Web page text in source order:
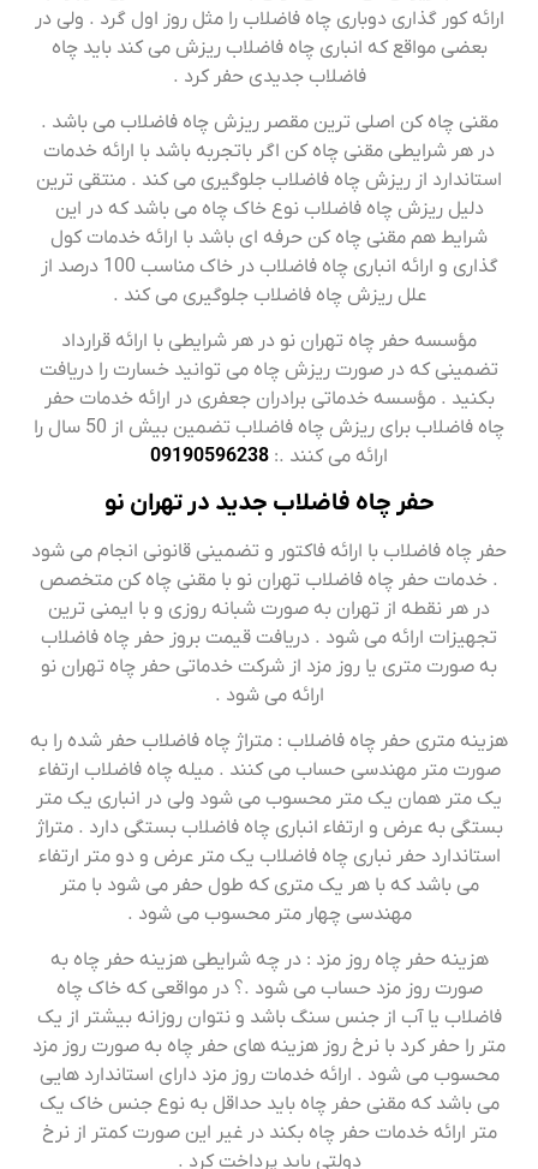
ارائه کور گذاری دوباری چاه فاضلاب را مثل روز اول گرد . ولی در
بعضی مواقع که انباری چاه فاضلاب ریزش می کند باید چاه
فاضلاب جدیدی حفر کرد .
مقنی چاه کن اصلی ترین مقصر ریزش چاه فاضلاب می باشد .
در هر شرایطی مقنی چاه کن اگر باتجربه باشد با ارائه خدمات
استاندارد از ریزش چاه فاضلاب جلوگیری می کند . منتقی ترین
دلیل ریزش چاه فاضلاب نوع خاک چاه می باشد که در این
شرایط هم مقنی چاه کن حرفه ای باشد با ارائه خدمات کول
گذاری و ارائه انباری چاه فاضلاب در خاک مناسب 100 درصد از
علل ریزش چاه فاضلاب جلوگیری می کند .
مؤسسه حفر چاه تهران نو در هر شرایطی با ارائه قرارداد
تضمینی که در صورت ریزش چاه می توانید خسارت را دریافت
بکنید . مؤسسه خدماتی برادران جعفری در ارائه خدمات حفر
چاه فاضلاب برای ریزش چاه فاضلاب تضمین بیش از 50 سال را
ارائه می کنند .: 09190596238
حفر چاه فاضلاب جدید در تهران نو
حفر چاه فاضلاب با ارائه فاکتور و تضمینی قانونی انجام می شود
. خدمات حفر چاه فاضلاب تهران نو با مقنی چاه کن متخصص
در هر نقطه از تهران به صورت شبانه روزی و با ایمنی ترین
تجهیزات ارائه می شود . دریافت قیمت بروز حفر چاه فاضلاب
به صورت متری یا روز مزد از شرکت خدماتی حفر چاه تهران نو
ارائه می شود .
هزینه متری حفر چاه فاضلاب : متراژ چاه فاضلاب حفر شده را به
صورت متر مهندسی حساب می کنند . میله چاه فاضلاب ارتفاء
یک متر همان یک متر محسوب می شود ولی در انباری یک متر
بستگی به عرض و ارتفاء انباری چاه فاضلاب بستگی دارد . متراژ
استاندارد حفر نباری چاه فاضلاب یک متر عرض و دو متر ارتفاء
می باشد که با هر یک متری که طول حفر می شود با متر
مهندسی چهار متر محسوب می شود .
هزینه حفر چاه روز مزد : در چه شرایطی هزینه حفر چاه به
صورت روز مزد حساب می شود .؟ در مواقعی که خاک چاه
فاضلاب یا آب از جنس سنگ باشد و نتوان روزانه بیشتر از یک
متر را حفر کرد با نرخ روز هزینه های حفر چاه به صورت روز مزد
محسوب می شود . ارائه خدمات روز مزد دارای استاندارد هایی
می باشد که مقنی حفر چاه باید حداقل به نوع جنس خاک یک
متر ارائه خدمات حفر چاه بکند در غیر این صورت کمتر از نرخ
دولتی باید پرداخت کرد .